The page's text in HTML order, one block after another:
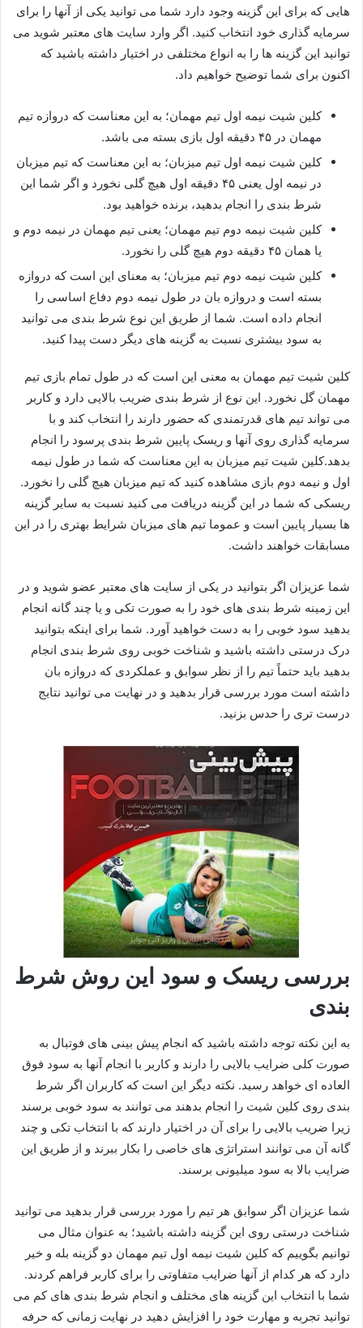
هایی که برای این گزینه وجود دارد شما می توانید یکی از آنها را برای
سرمایه گذاری خود انتخاب کنید. اگر وارد سایت های معتبر شوید می
توانید این گزینه ها را به انواع مختلفی در اختیار داشته باشید که
اکنون برای شما توضیح خواهیم داد.
کلین شیت نیمه اول تیم مهمان؛ به این معناست که دروازه تیم
مهمان در ۴۵ دقیقه اول بازی بسته می باشد.
کلین شیت نیمه اول تیم میزبان؛ به این معناست که تیم میزبان
در نیمه اول یعنی ۴۵ دقیقه اول هیچ گلی نخورد و اگر شما این
شرط بندی را انجام بدهید، برنده خواهید بود.
کلین شیت نیمه دوم تیم مهمان؛ یعنی تیم مهمان در نیمه دوم و
یا همان ۴۵ دقیقه دوم هیچ گلی را نخورد.
کلین شیت نیمه دوم تیم میزبان؛ به معنای این است که دروازه
بسته است و دروازه بان در طول نیمه دوم دفاع اساسی را
انجام داده است. شما از طریق این نوع شرط بندی می توانید
به سود بیشتری نسبت به گزینه های دیگر دست پیدا کنید.
کلین شیت تیم مهمان به معنی این است که در طول تمام بازی تیم
مهمان گل نخورد. این نوع از شرط بندی ضریب بالایی دارد و کاربر
می‌ تواند تیم‌ های قدرتمندی که حضور دارند را انتخاب کند و با
سرمایه گذاری روی آنها و ریسک پایین شرط بندی پرسود را انجام
بدهد.کلین شیت تیم میزبان به این معناست که شما در طول نیمه
اول و نیمه دوم بازی مشاهده کنید که تیم میزبان هیچ گلی را نخورد.
ریسکی که شما در این گزینه دریافت می کنید نسبت به سایر گزینه
ها بسیار پایین است و عموما تیم های میزبان شرایط بهتری را در این
مسابقات خواهند داشت.
شما عزیزان اگر بتوانید در یکی از سایت‌ های معتبر عضو شوید و در
این زمینه شرط بندی های خود را به صورت تکی و یا چند گانه انجام
بدهید سود خوبی را به دست خواهید آورد. شما برای اینکه بتوانید
درک درستی داشته باشید و شناخت خوبی روی شرط بندی انجام
بدهید باید حتماً تیم را از نظر سوابق و عملکردی که دروازه بان
داشته است مورد بررسی قرار بدهید و در نهایت می توانید نتایج
درست تری را حدس بزنید.
بررسی ریسک و سود این روش شرط
بندی
به این نکته توجه داشته باشید که انجام پیش بینی های فوتبال به
صورت کلی ضرایب بالایی را دارند و کاربر با انجام آنها به سود فوق‌
العاده‌ ای خواهد رسید. نکته دیگر این است که کاربران اگر شرط
بندی روی کلین شیت را انجام بدهند می‌ توانند به سود خوبی برسند
زیرا ضریب بالایی را برای آن در اختیار دارند که با انتخاب تکی و چند
گانه آن می‌ توانند استراتژی های خاصی را بکار ببرند و از طریق این
ضرایب بالا به سود میلیونی برسند.
شما عزیزان اگر سوابق هر تیم را مورد بررسی قرار بدهید می توانید
شناخت درستی روی این گزینه داشته باشید؛ به عنوان مثال می
توانیم بگوییم که کلین شیت نیمه اول تیم مهمان دو گزینه بله و خیر
دارد که هر کدام از آنها ضرایب متفاوتی را برای کاربر فراهم کردند.
شما با انتخاب این گزینه های مختلف و انجام شرط بندی های کم می
توانید تجربه و مهارت خود را افزایش دهید در نهایت زمانی که حرفه